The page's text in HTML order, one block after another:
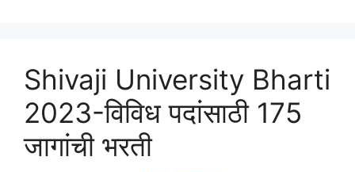
Shivaji University Bharti
2023-विविध पदांसाठी 175
जागांची भरती